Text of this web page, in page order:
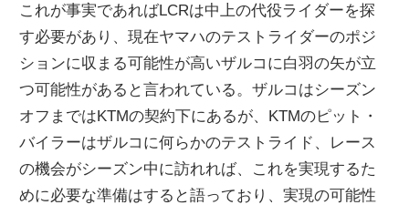
ス
これが事実であればLCRは中上の代役ライダーを探
す必要があり、現在ヤマハのテストライダーのポジ
ションに収まる可能性が高いザルコに白羽の矢が立
つ可能性があると言われている。ザルコはシーズン
オフまではKTMの契約下にあるが、KTMのピット・
バイラーはザルコに何らかのテストライド、レース
の機会がシーズン中に訪れれば、これを実現するた
めに必要な準備はすると語っており、実現の可能性